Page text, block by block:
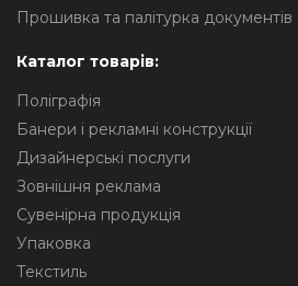
Прошивка та палітурка документів
Каталог товарів:
Поліграфія
Банери і рекламні конструкції
Дизайнерські послуги
Зовнішня реклама
Сувенірна продукція
Упаковка
Текстиль